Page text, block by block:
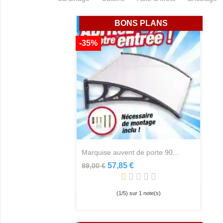
marquise auvent de porte 90...
89,00 €
-35%
57,85 €
(1/5) sur 1 note(s)
BONS PLANS